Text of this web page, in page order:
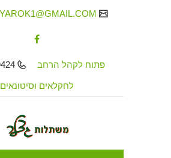
פתוח לקהל הרחב 09-7419424
לחקלאים וסיטונאים